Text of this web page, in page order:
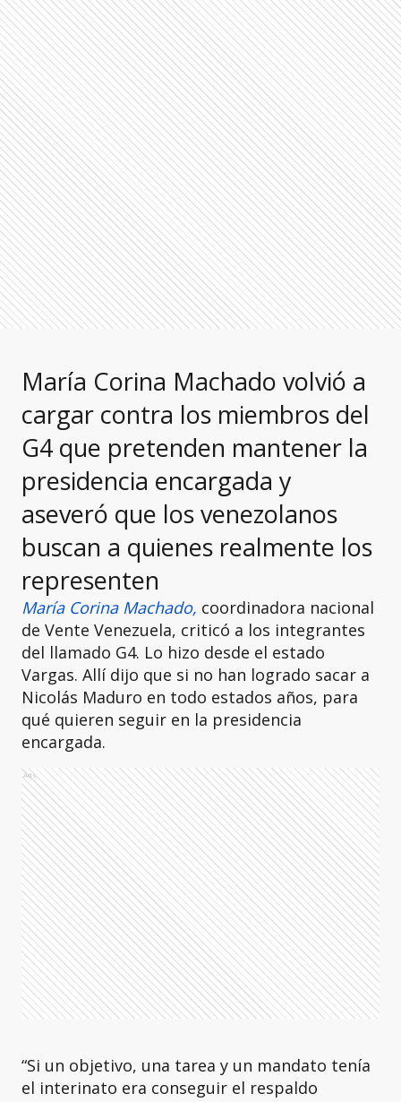
María Corina Machado volvió a
cargar contra los miembros del
G4 que pretenden mantener la
presidencia encargada y
aseveró que los venezolanos
buscan a quienes realmente los
representen
María Corina Machado, coordinadora nacional
de Vente Venezuela, criticó a los integrantes
del llamado G4. Lo hizo desde el estado
Vargas. Allí dijo que si no han logrado sacar a
Nicolás Maduro en todo estados años, para
qué quieren seguir en la presidencia
encargada.
Ads
“Si un objetivo, una tarea y un mandato tenía
el interinato era conseguir el respaldo